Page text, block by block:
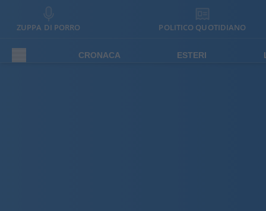
ZUPPA DI PORRO POLITICO QUOTIDIANO
CRONACA ESTERI